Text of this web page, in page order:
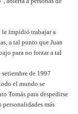
le impidió trabajar a
a tal punto que Juan
para no forzar a tal
de 1997
el mundo se
Tomás para despedirse
personalidades más